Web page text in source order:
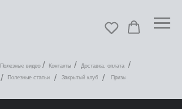
Полезные видео / Контакты
Доставка, оплата
Полезные статьи Закрытый клуб Призы
/
/
/
/ /